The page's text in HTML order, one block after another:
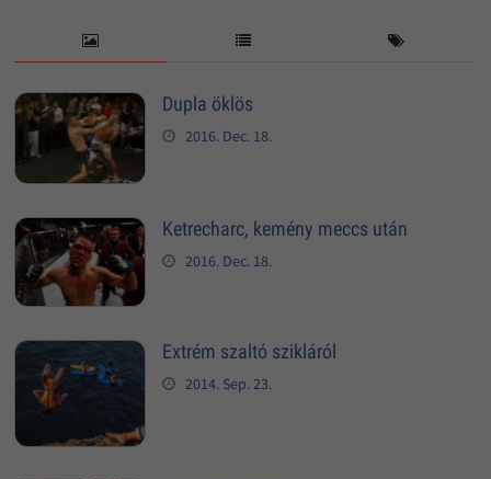
Dupla öklös
2016. Dec. 18.
Ketrecharc, kemény meccs után
2016. Dec. 18.
Extrém szaltó szikláról
2014. Sep. 23.